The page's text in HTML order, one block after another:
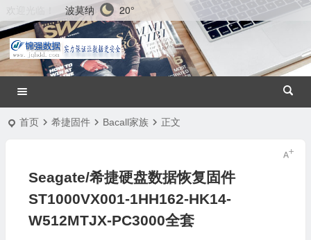
波莫纳 20°
首页 希捷固件 Bacall家族 正文
Seagate/希捷硬盘数据恢复固件
ST1000VX001-1HH162-HK14-
W512MTJX-PC3000全套